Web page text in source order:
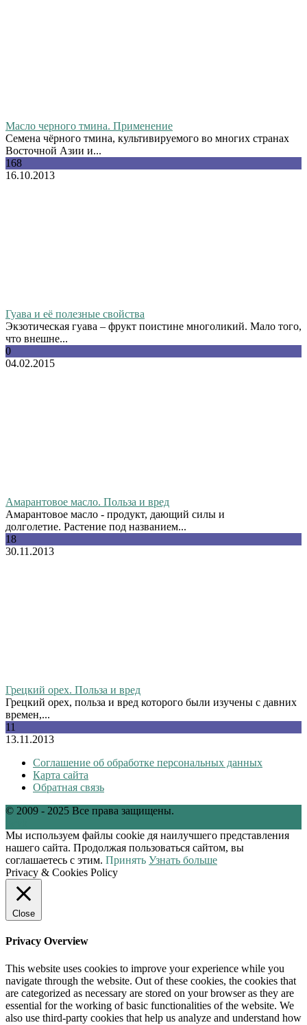
Масло черного тмина. Применение
Семена чёрного тмина, культивируемого во многих странах
Восточной Азии и...
168
16.10.2013
Гуава и её полезные свойства
Экзотическая гуава – фрукт поистине многоликий. Мало того,
что внешне...
0
04.02.2015
Амарантовое масло. Польза и вред
Амарантовое масло - продукт, дающий силы и
долголетие. Растение под названием...
18
30.11.2013
Грецкий орех. Польза и вред
Грецкий орех, польза и вред которого были изучены с давних
времен,...
11
13.11.2013
Соглашение об обработке персональных данных
Карта сайта
Обратная связь
© 2009 - 2025 Все права защищены.
Мы используем файлы cookie дя наилучшего представления
нашего сайта. Продолжая пользоваться сайтом, вы
соглашаетесь с этим. Принять Узнать больше
Privacy & Cookies Policy
Close
Privacy Overview
This website uses cookies to improve your experience while you
navigate through the website. Out of these cookies, the cookies that
are categorized as necessary are stored on your browser as they are
essential for the working of basic functionalities of the website. We
also use third-party cookies that help us analyze and understand how